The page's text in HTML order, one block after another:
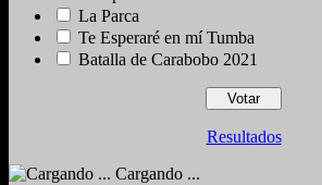
La Parca
Te Esperaré en mí Tumba
Batalla de Carabobo 2021
Resultados
Cargando ...